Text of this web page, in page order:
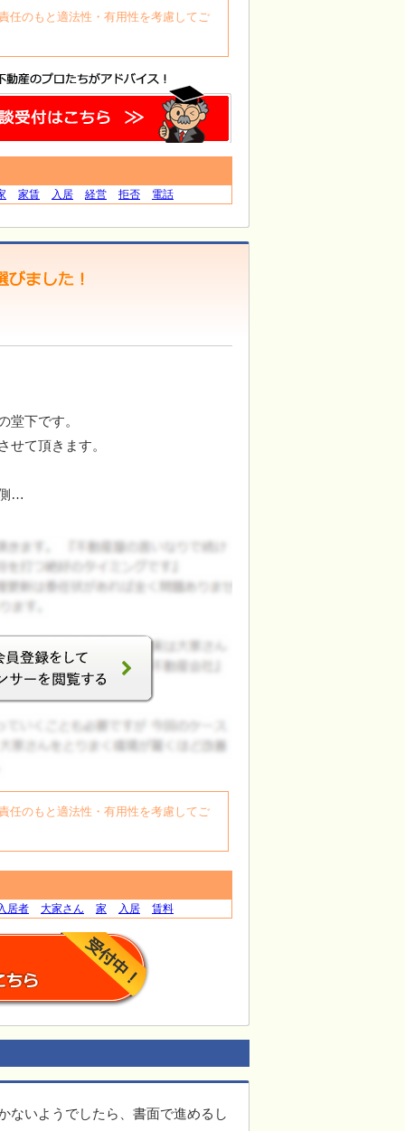
任のもと適法性・有用性を考慮してご
家賃 入居 経営 拒否 電話
堂下です。
せて頂きます。
…
任のもと適法性・有用性を考慮してご
居者 大家さん 家 入居 賃料
ないようでしたら、書面で進めるし